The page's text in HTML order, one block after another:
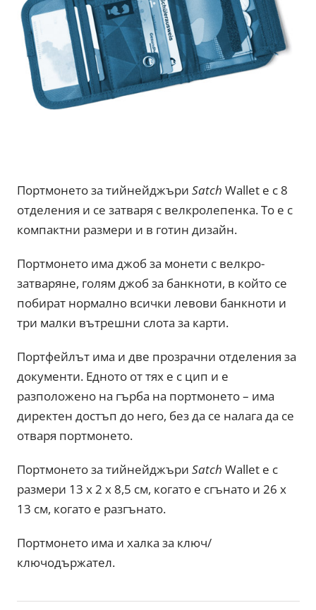
Портмонето за тийнейджъриSatch Wallet е с 8
отделения и се затваря с велкролепенка. То е с
компактни размери и в готин дизайн.
Портмонето има джоб за монети с велкро-
затваряне, голям джоб за банкноти, в който се
побират нормално всички левови банкноти и
три малки вътрешни слота за карти.
Портфейлът има и две прозрачни отделения за
документи. Едното от тях е с цип и е
разположено на гърба на портмонето – има
директен достъп до него, без да се налага да се
отваря портмонето.
Портмонето за тийнейджъриSatch Wallet е с
размери 13 х 2 х 8,5 см, когато е сгънато и 26 х
13 см, когато е разгънато.
Портмонето има и халка за ключ/
ключодържател.